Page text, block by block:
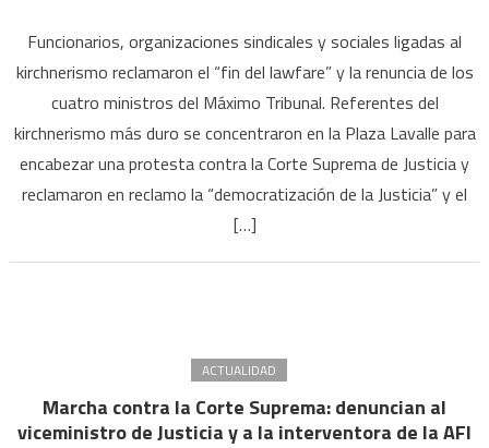
tienen
que
ir”:
el
mensaje
kirchnerismo
a
los
Corte
Suprema
Funcionarios, organizaciones sindicales y sociales ligadas al
kirchnerismo reclamaron el “fin del lawfare” y la renuncia de los
cuatro ministros del Máximo Tribunal. Referentes del
kirchnerismo más duro se concentraron en la Plaza Lavalle para
encabezar una protesta contra la Corte Suprema de Justicia y
reclamaron en reclamo la “democratización de la Justicia” y el
[…]
ACTUALIDAD
Marcha contra la Corte Suprema: denuncian al
viceministro de Justicia y a la interventora de la AFI